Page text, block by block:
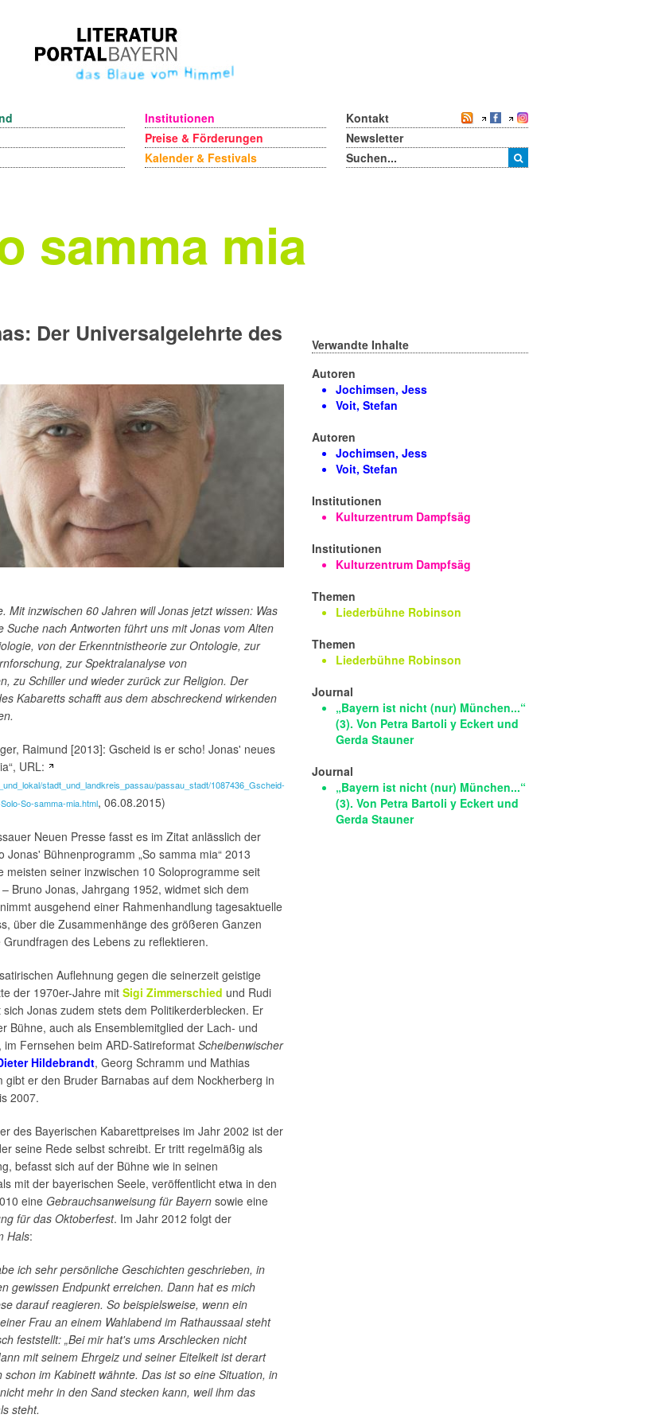
Institutionen
Preise & Förderungen
Kalender & Festivals
Kontakt
Newsletter
samma mia
Der Universalgelehrte des
Mit inzwischen 60 Jahren will Jonas jetzt wissen: Was
Suche nach Antworten führt uns mit Jonas vom Alten
von der Erkenntnistheorie zur Ontologie, zur
zur Spektralanalyse von
zu Schiller und wieder zurück zur Religion. Der
Kabaretts schafft aus dem abschreckend wirkenden
Raimund [2013]: Gscheid is er scho! Jonas' neues
URL:
stadt_und_landkreis_passau/passau_stadt/1087436_Gscheid-
So-samma-mia.html, 06.08.2015)
Neuen Presse fasst es im Zitat anlässlich der
Jonas' Bühnenprogramm „So samma mia“ 2013
meisten seiner inzwischen 10 Soloprogramme seit
Bruno Jonas, Jahrgang 1952, widmet sich dem
ausgehend einer Rahmenhandlung tagesaktuelle
über die Zusammenhänge des größeren Ganzen
des Lebens zu reflektieren.
Auflehnung gegen die seinerzeit geistige
der 1970er-Jahre mit Sigi Zimmerschied und Rudi
sich Jonas zudem stets dem Politikerderblecken. Er
Bühne, auch als Ensemblemitglied der Lach- und
Fernsehen beim ARD-Satireformat Scheibenwischer
Hildebrandt, Georg Schramm und Mathias
gibt er den Bruder Barnabas auf dem Nockherberg in
2007.
des Bayerischen Kabarettpreises im Jahr 2002 ist der
seine Rede selbst schreibt. Er tritt regelmäßig als
befasst sich auf der Bühne wie in seinen
mit der bayerischen Seele, veröffentlicht etwa in den
eine Gebrauchsanweisung für Bayern sowie eine
für das Oktoberfest. Im Jahr 2012 folgt der
Hals:
ich sehr persönliche Geschichten geschrieben, in
gewissen Endpunkt erreichen. Dann hat es mich
darauf reagieren. So beispielsweise, wenn ein
Frau an einem Wahlabend im Rathaussaal steht
feststellt: „Bei mir hat's ums Arschlecken nicht
mit seinem Ehrgeiz und seiner Eitelkeit ist derart
schon im Kabinett wähnte. Das ist so eine Situation, in
mehr in den Sand stecken kann, weil ihm das
steht.
Verwandte Inhalte
Autoren
Jochimsen, Jess
Voit, Stefan
Autoren
Jochimsen, Jess
Voit, Stefan
Institutionen
Kulturzentrum Dampfsäg
Institutionen
Kulturzentrum Dampfsäg
Themen
Liederbühne Robinson
Themen
Liederbühne Robinson
Journal
„Bayern ist nicht (nur) München...“
(3). Von Petra Bartoli y Eckert und
Gerda Stauner
Journal
„Bayern ist nicht (nur) München...“
(3). Von Petra Bartoli y Eckert und
Gerda Stauner